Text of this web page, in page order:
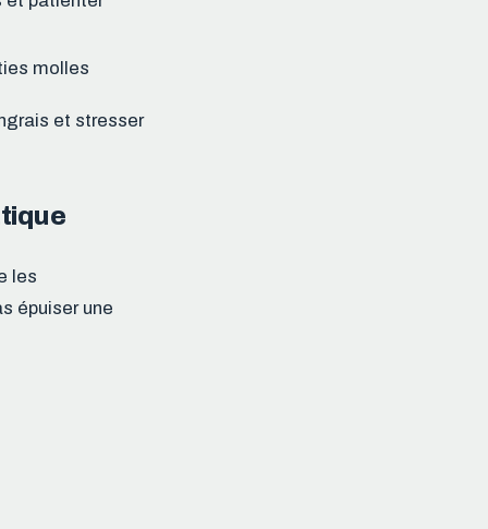
molles
et stresser
les
épuiser une